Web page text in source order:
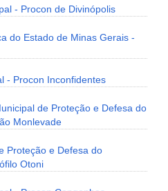
- Procon de Divinópolis
do Estado de Minas Gerais -
- Procon Inconfidentes
de Proteção e Defesa do
Monlevade
Proteção e Defesa do
Otoni